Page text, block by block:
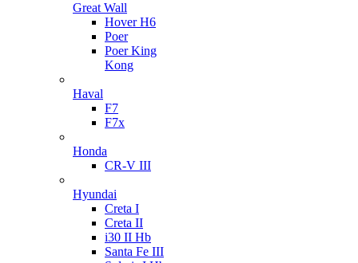
Great Wall
Hover H6
Poer
Poer King
Kong
Haval
F7
F7x
Honda
CR-V III
Hyundai
Creta I
Creta II
i30 II Hb
Santa Fe III